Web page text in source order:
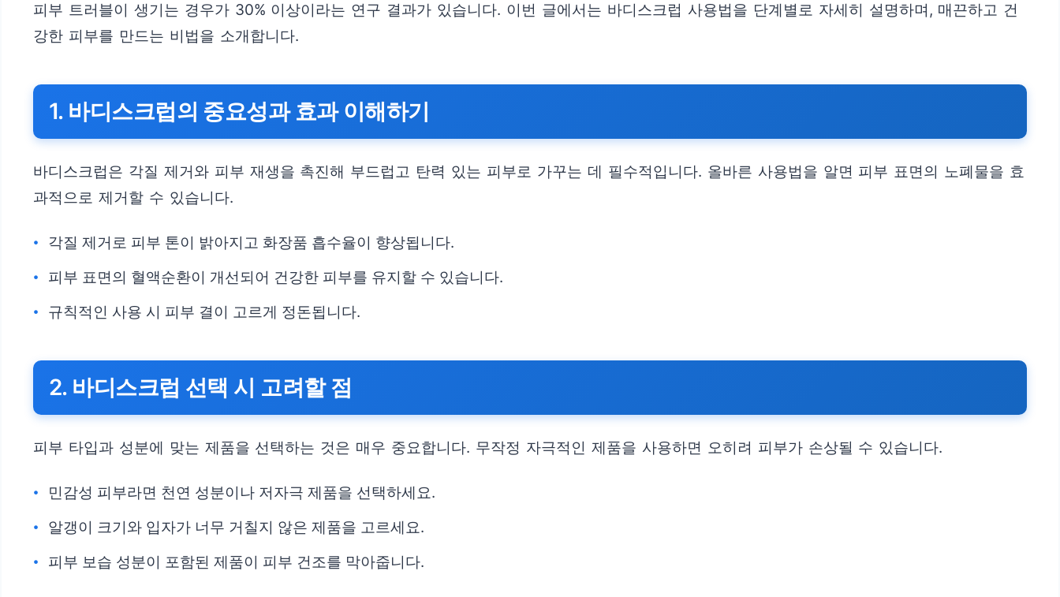
피부 트러블이 생기는 경우가 30% 이상이라는 연구 결과가 있습니다. 이번 글에서는 바디스크럽 사용법을 단계별로 자세히 설명하며, 매끈하고 건
강한 피부를 만드는 비법을 소개합니다.
1. 바디스크럽의 중요성과 효과 이해하기
바디스크럽은 각질 제거와 피부 재생을 촉진해 부드럽고 탄력 있는 피부로 가꾸는 데 필수적입니다. 올바른 사용법을 알면 피부 표면의 노폐물을 효
과적으로 제거할 수 있습니다.
각질 제거로 피부 톤이 밝아지고 화장품 흡수율이 향상됩니다.
피부 표면의 혈액순환이 개선되어 건강한 피부를 유지할 수 있습니다.
규칙적인 사용 시 피부 결이 고르게 정돈됩니다.
2. 바디스크럽 선택 시 고려할 점
피부 타입과 성분에 맞는 제품을 선택하는 것은 매우 중요합니다. 무작정 자극적인 제품을 사용하면 오히려 피부가 손상될 수 있습니다.
민감성 피부라면 천연 성분이나 저자극 제품을 선택하세요.
알갱이 크기와 입자가 너무 거칠지 않은 제품을 고르세요.
피부 보습 성분이 포함된 제품이 피부 건조를 막아줍니다.